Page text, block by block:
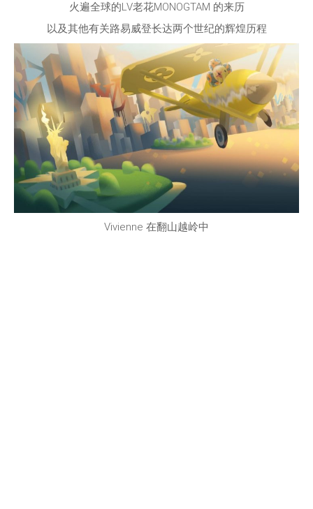
火遍全球的LV老花MONOGTAM 的来历
以及其他有关路易威登长达两个世纪的辉煌历程
Vivienne 在翻山越岭中